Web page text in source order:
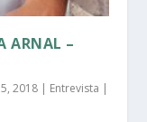
ARNAL –
2018 | Entrevista |